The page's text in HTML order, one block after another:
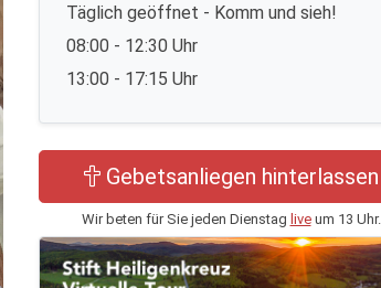
Täglich geöffnet - Komm und sieh!
08:00 - 12:30 Uhr
13:00 - 17:15 Uhr
Gebetsanliegen hinterlassen
Wir beten für Sie jeden Dienstag liveum 13 Uhr.